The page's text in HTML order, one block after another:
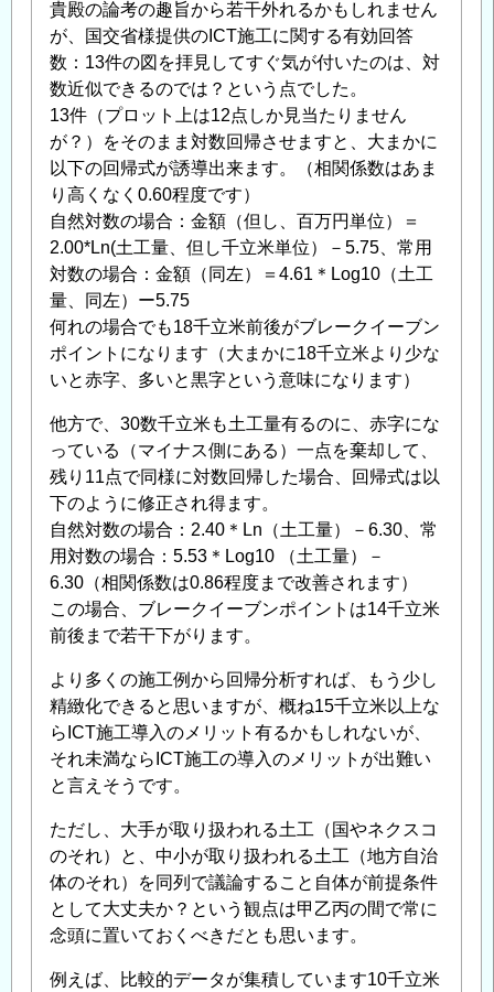
貴殿の論考の趣旨から若干外れるかもしれません
が、国交省様提供のICT施工に関する有効回答
数：13件の図を拝見してすぐ気が付いたのは、対
数近似できるのでは？という点でした。
13件（プロット上は12点しか見当たりません
が？）をそのまま対数回帰させますと、大まかに
以下の回帰式が誘導出来ます。（相関係数はあま
り高くなく0.60程度です）
自然対数の場合：金額（但し、百万円単位）＝
2.00*Ln(土工量、但し千立米単位）－5.75、常用
対数の場合：金額（同左）＝4.61＊Log10（土工
量、同左）ー5.75
何れの場合でも18千立米前後がブレークイーブン
ポイントになります（大まかに18千立米より少な
いと赤字、多いと黒字という意味になります）
他方で、30数千立米も土工量有るのに、赤字にな
っている（マイナス側にある）一点を棄却して、
残り11点で同様に対数回帰した場合、回帰式は以
下のように修正され得ます。
自然対数の場合：2.40＊Ln（土工量）－6.30、常
用対数の場合：5.53＊Log10 （土工量）－
6.30（相関係数は0.86程度まで改善されます）
この場合、ブレークイーブンポイントは14千立米
前後まで若干下がります。
より多くの施工例から回帰分析すれば、もう少し
精緻化できると思いますが、概ね15千立米以上な
らICT施工導入のメリット有るかもしれないが、
それ未満ならICT施工の導入のメリットが出難い
と言えそうです。
ただし、大手が取り扱われる土工（国やネクスコ
のそれ）と、中小が取り扱われる土工（地方自治
体のそれ）を同列で議論すること自体が前提条件
として大丈夫か？という観点は甲乙丙の間で常に
念頭に置いておくべきだとも思います。
例えば、比較的データが集積しています10千立米